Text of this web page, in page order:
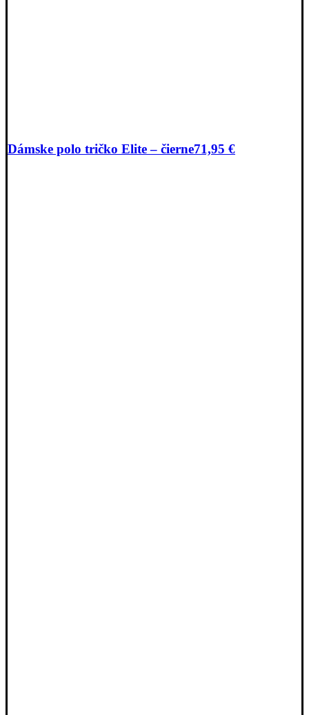
Dámske polo tričko Elite – čierne71,95 €